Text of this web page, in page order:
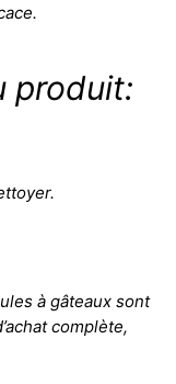
produit:
à gâteaux sont
complète,